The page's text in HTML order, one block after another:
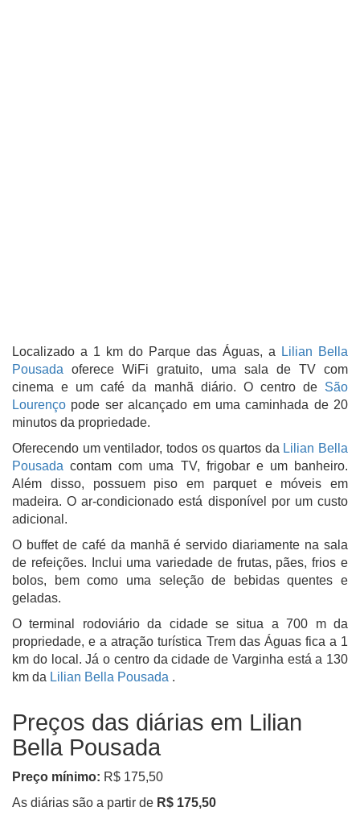
Localizado a 1 km do Parque das Águas, a
Lilian Bella
Pousada oferece WiFi gratuito, uma sala de TV com
cinema e um café da manhã diário. O centro de São
Lourenço pode ser alcançado em uma caminhada de 20
minutos da propriedade.
Oferecendo um ventilador, todos os quartos da Lilian Bella
Pousada contam com uma TV, frigobar e um banheiro.
Além disso, possuem piso em parquet e móveis em
madeira. O ar-condicionado está disponível por um custo
adicional.
O buffet de café da manhã é servido diariamente na sala
de refeições. Inclui uma variedade de frutas, pães, frios e
bolos, bem como uma seleção de bebidas quentes e
geladas.
O terminal rodoviário da cidade se situa a 700 m da
propriedade, e a atração turística Trem das Águas fica a 1
km do local. Já o centro da cidade de Varginha está a 130
km da Lilian Bella Pousada .
Preços das diárias em Lilian
Bella Pousada
Preço mínimo: R$ 175,50
As diárias são a partir de R$ 175,50